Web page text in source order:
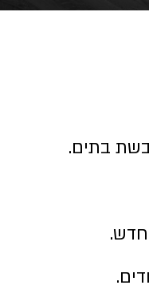
בתים.
חדש.